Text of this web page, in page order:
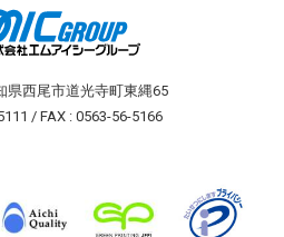
県西尾市道光寺町東縄65
/ FAX : 0563-56-5166